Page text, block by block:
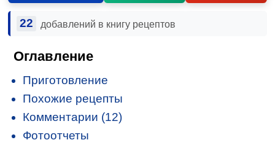
22 добавлений в книгу рецептов
Оглавление
Приготовление
Похожие рецепты
Комментарии (12)
Фотоотчеты